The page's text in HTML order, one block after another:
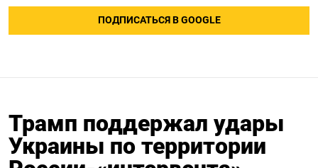
ПОДПИСАТЬСЯ В GOOGLE
Трамп поддержал удары
Украины по территории